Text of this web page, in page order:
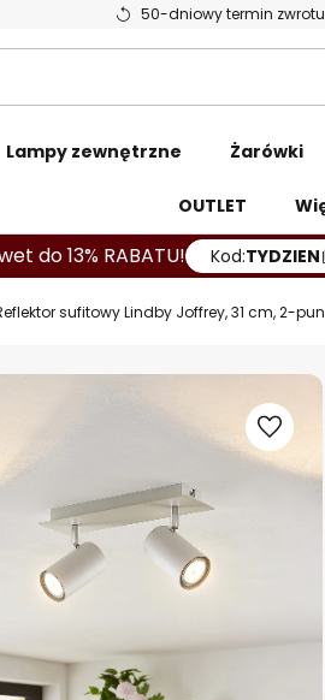
50-dniowy termin
Lampy zewnętrzne Żarówki
OUTLET
do 13% RABATU! Kod:TYDZIEN
sufitowy Lindby Joffrey, 31 cm, 2-